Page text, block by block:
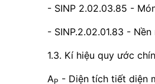
- SINP 2.02.03.85 -
- SINP.2.02.01.83 -
1.3. Kí hiệu quy ước
AP - Diện tích tiết diện